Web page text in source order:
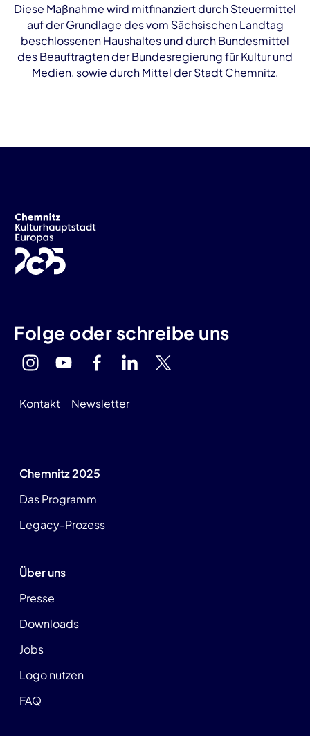
Diese Maßnahme wird mitfinanziert durch Steuermittel
auf der Grundlage des vom Sächsischen Landtag
beschlossenen Haushaltes und durch Bundesmittel
des Beauftragten der Bundesregierung für Kultur und
Medien, sowie durch Mittel der Stadt Chemnitz.
Folge oder schreibe uns
Kontakt Newsletter
Chemnitz 2025
Das Programm
Legacy-Prozess
Über uns
Presse
Downloads
Jobs
Logo nutzen
FAQ